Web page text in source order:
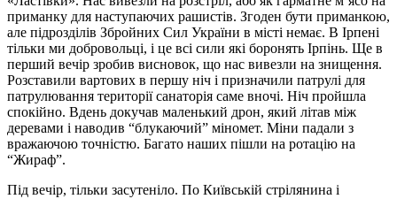
приманку для наступаючих рашистів. Згоден бути приманкою,
але підрозділів Збройних Сил України в місті немає. В Ірпені
тільки ми добровольці, і це всі сили які боронять Ірпінь. Ще в
перший вечір зробив висновок, що нас вивезли на знищення.
Розставили вартових в першу ніч і призначили патрулі для
патрулювання території санаторія саме вночі. Ніч пройшла
спокійно. Вдень докучав маленький дрон, який літав між
деревами і наводив “блукаючий” міномет. Міни падали з
вражаючою точністю. Багато наших пішли на ротацію на
“Жираф”.
Під вечір, тільки засутеніло. По Київській стрілянина і